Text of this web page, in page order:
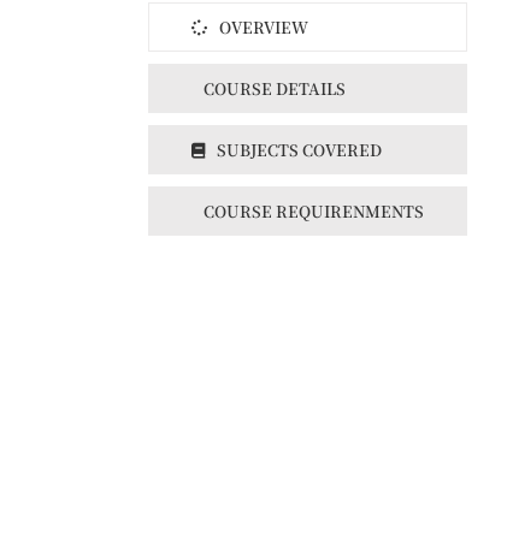
OVERVIEW
COURSE DETAILS
SUBJECTS COVERED
COURSE REQUIRENMENTS